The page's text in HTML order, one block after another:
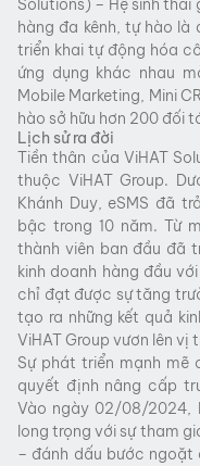
Solutions) – Hệ sinh
hàng đa kênh, tự hào
triển khai tự động hóa
ứng dụng khác nhau
Mobile Marketing, Mini
hào sở hữu hơn 200 đối
Lịch sử ra đời
Tiền thân của ViHAT
thuộc ViHAT Group.
Khánh Duy, eSMS đã
bậc trong 10 năm. Từ
thành viên ban đầu đã
kinh doanh hàng đầu
chỉ đạt được sự tăng
tạo ra những kết quả
ViHAT Group vươn lên vị
Sự phát triển mạnh mẽ
quyết định nâng cấp
Vào ngày 02/08/2024,
long trọng với sự tham
– đánh dấu bước ngoặt